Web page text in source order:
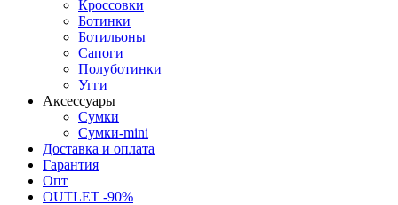
Кроссовки
Ботинки
Ботильоны
Сапоги
Полуботинки
Угги
Аксессуары
Сумки
Сумки-mini
Доставка и оплата
Гарантия
Опт
OUTLET -90%